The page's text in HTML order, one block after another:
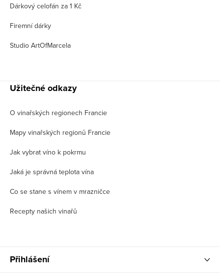
Dárkový celofán za 1 Kč
Firemní dárky
Studio ArtOfMarcela
Užitečné odkazy
O vinařských regionech Francie
Mapy vinařských regionů Francie
Jak vybrat víno k pokrmu
Jaká je správná teplota vína
Co se stane s vínem v mrazničce
Recepty našich vinařů
Přihlášení